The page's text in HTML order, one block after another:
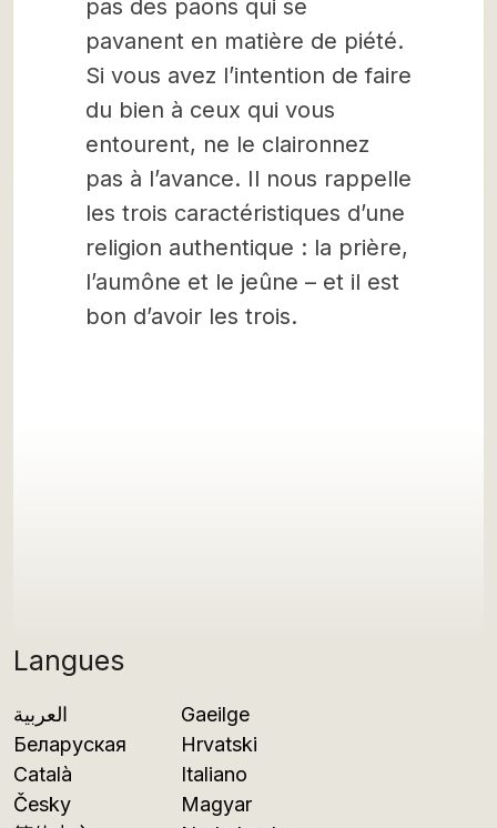
Langues
العربية
Беларуская
Català
Česky
Gaeilge
Hrvatski
Italiano
Magyar
pas des paons qui se
pavanent en matière de piété.
Si vous avez l’intention de faire
du bien à ceux qui vous
entourent, ne le claironnez
pas à l’avance. Il nous rappelle
les trois caractéristiques d’une
religion authentique : la prière,
l’aumône et le jeûne – et il est
bon d’avoir les trois.